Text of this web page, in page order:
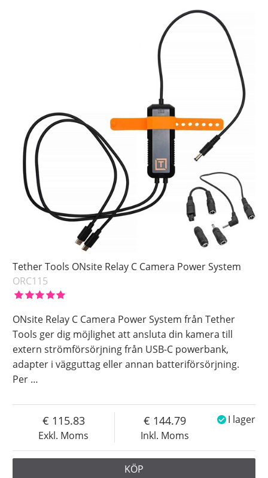
Tether Tools ONsite Relay C Camera Power System
ORC115
ONsite Relay C Camera Power System från Tether
Tools ger dig möjlighet att ansluta din kamera till
extern strömförsörjning från USB-C powerbank,
adapter i vägguttag eller annan batteriförsörjning.
Per …
Exkl. Moms
115.83
Inkl. Moms
144.79 I lager
KÖP